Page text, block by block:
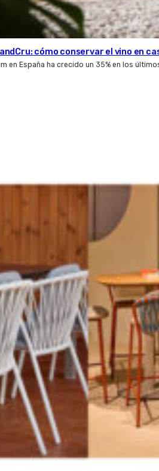
cómo conservar el vino en
en España ha crecido un 35% en los